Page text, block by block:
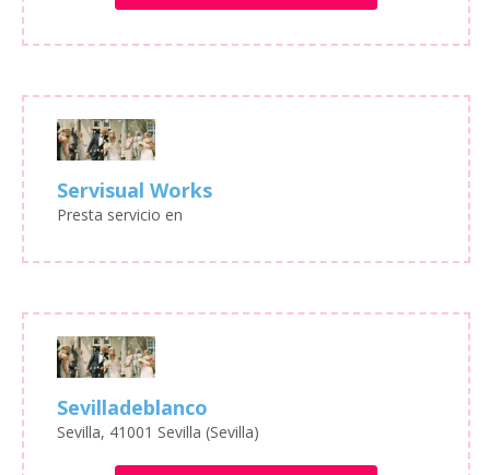
Servisual Works
Presta servicio en
Sevilladeblanco
Sevilla, 41001 Sevilla (Sevilla)